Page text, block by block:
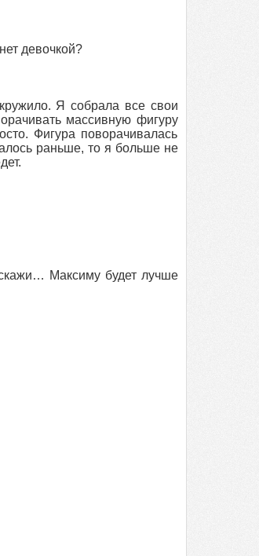
девочкой?
Я собрала все свои
массивную фигуру
Фигура поворачивалась
раньше, то я больше не
Максиму будет лучше